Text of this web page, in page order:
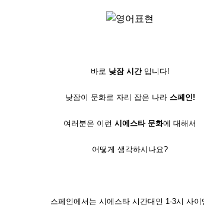
바로 낮잠 시간 입니다!
낮잠이 문화로 자리 잡은 나라 스페인!
여러분은 이런 시에스타 문화에 대해서
어떻게 생각하시나요?
스페인에서는 시에스타 시간대인 1-3시 사이